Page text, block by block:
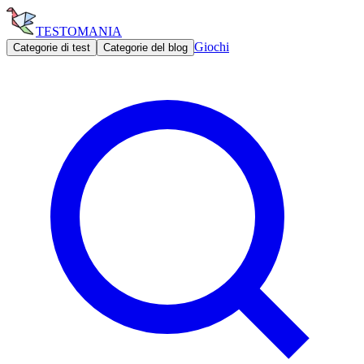
TESTOMANIA
Categorie di test Categorie del blog Giochi